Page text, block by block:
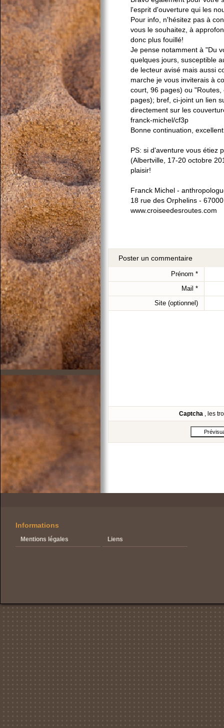
l'esprit d'ouverture qui les
Pour info, n'hésitez pas à
vous le souhaitez, à
donc plus fouillé!
Je pense notamment à "Du
quelques jours, susceptible
de lecteur avisé mais aussi
marche je vous inviterais à
court, 96 pages) ou
pages); bref, ci-joint un lien
directement sur les
franck-michel/cf3p
Bonne continuation,
PS: si d'aventure vous étiez
(Albertville, 17-20 octobre
plaisir!
Franck Michel -
18 rue des Orphelins -
www.croiseedesroutes.com
Poster un commentaire
Prénom *
Mail *
Site (optionnel)
Captcha , les
Informations
Mentions légales Liens